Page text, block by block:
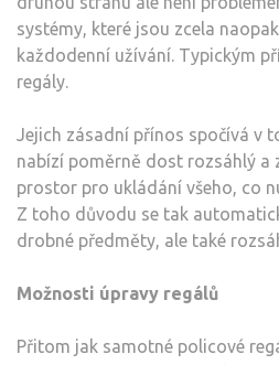
systémy, které jsou zcela
každodenní užívání. Typickým
regály.
Jejich zásadní přínos spočívá v
nabízí poměrně dost rozsáhlý a
prostor pro ukládání všeho, co
Z toho důvodu se tak
drobné předměty, ale také
Možnosti úpravy regálů
Přitom jak samotné policové